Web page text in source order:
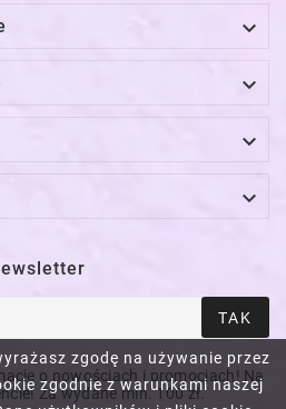
zgodę na używanie przez
zgodnie z warunkami naszej




TAK
o nowościach i promocjach! Na
Za wydane min. 100 zł.